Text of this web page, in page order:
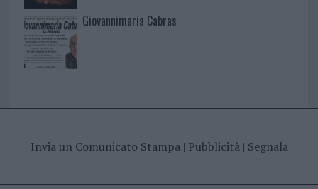
Giovannimaria Cabras
Invia un Comunicato Stampa| Pubblicità| Segnala